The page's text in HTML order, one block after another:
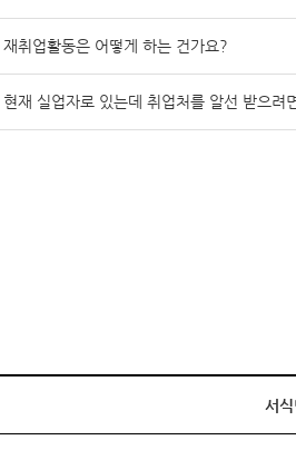
재취업활동은 어떻게 하는 건가요?
현재 실업자로 있는데 취업처를 알선 받으려
서